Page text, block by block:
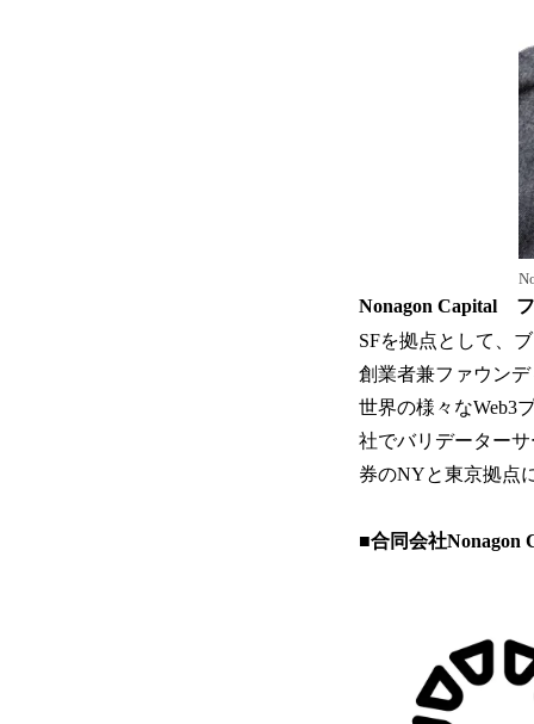
Nonagon Capital
SFを拠点として、
創業者兼ファウン
世界の様々なWeb3
社でバリデーター
券のNYと東京拠点
■合同会社Nonagon